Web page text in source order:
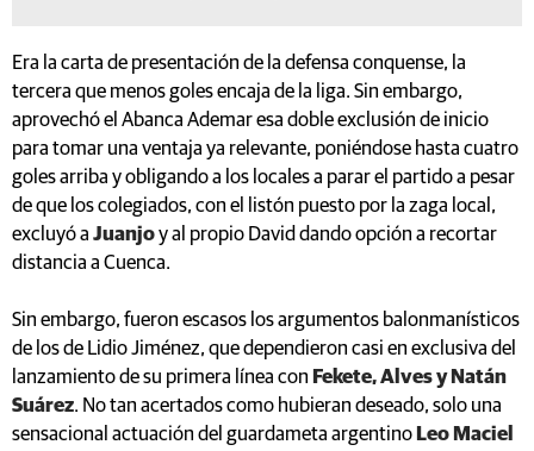
Era la carta de presentación de la defensa conquense, la
tercera que menos goles encaja de la liga. Sin embargo,
aprovechó el Abanca Ademar esa doble exclusión de inicio
para tomar una ventaja ya relevante, poniéndose hasta cuatro
goles arriba y obligando a los locales a parar el partido a pesar
de que los colegiados, con el listón puesto por la zaga local,
excluyó a Juanjoy al propio David dando opción a recortar
distancia a Cuenca.
Sin embargo, fueron escasos los argumentos balonmanísticos
de los de Lidio Jiménez, que dependieron casi en exclusiva del
lanzamiento de su primera línea con Fekete, Alves y Natán
Suárez. No tan acertados como hubieran deseado, solo una
sensacional actuación del guardameta argentino Leo Maciel